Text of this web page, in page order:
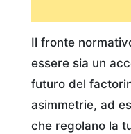
Il fronte
essere sia un
futuro del
asimmetrie, ad
che regolano la